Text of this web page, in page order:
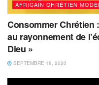
AFRICAIN CHRÉTIEN
Consommer Chrétien
au rayonnement de
Dieu »
SEPTEMBRE 18, 2020